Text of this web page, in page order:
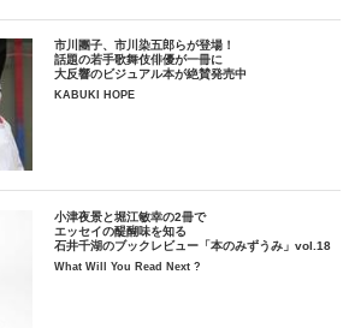
市川團子、市川染五郎らが登場！
話題の若手歌舞伎俳優が一冊に
大反響のビジュアル本が絶賛発売中
KABUKI HOPE
小津夜景と堀江敏幸の2冊で
エッセイの醍醐味を知る
石井千湖のブックレビュー「本のみずうみ」vol.18
What Will You Read Next ?